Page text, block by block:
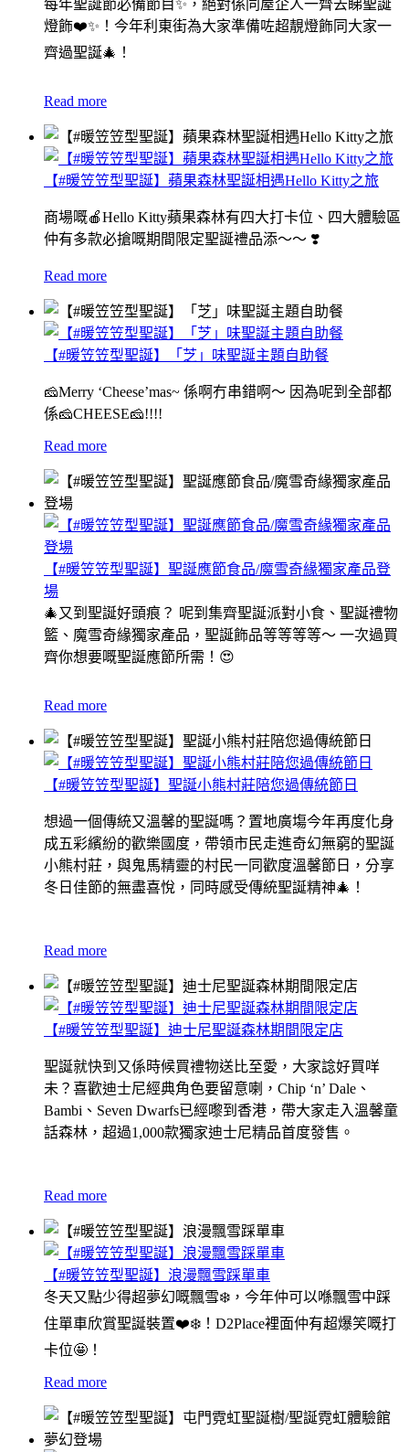
每年聖誕節必備節目✨，絕對係同屋企人一齊去睇聖誕
燈飾❤️✨！今年利東街為大家準備咗超靚燈飾同大家一
齊過聖誕🎄！
Read more
【#暖笠笠型聖誕】蘋果森林聖誕相遇Hello Kitty之旅
商場嘅🍎Hello Kitty蘋果森林有四大打卡位、四大體驗區
仲有多款必搶嘅期間限定聖誕禮品添～～ ❣️
Read more
【#暖笠笠型聖誕】「芝」味聖誕主題自助餐
🧀Merry ‘Cheese’mas~ 係啊冇串錯啊～ 因為呢到全部都
係🧀CHEESE🧀!!!!
Read more
【#暖笠笠型聖誕】聖誕應節食品/魔雪奇緣獨家產品登
場
🎄又到聖誕好頭痕？ 呢到集齊聖誕派對小食、聖誕禮物
籃、魔雪奇緣獨家產品，聖誕飾品等等等等～ 一次過買
齊你想要嘅聖誕應節所需！😍
Read more
【#暖笠笠型聖誕】聖誕小熊村莊陪您過傳統節日
想過一個傳統又溫馨的聖誕嗎？置地廣塲今年再度化身
成五彩繽紛的歡樂國度，帶領市民走進奇幻無窮的聖誕
小熊村莊，與鬼馬精靈的村民一同歡度溫馨節日，分享
冬日佳節的無盡喜悅，同時感受傳統聖誕精神🎄！
Read more
【#暖笠笠型聖誕】迪士尼聖誕森林期間限定店
聖誕就快到又係時候買禮物送比至愛，大家諗好買咩
未？喜歡迪士尼經典角色要留意喇，Chip ‘n’ Dale、
Bambi、Seven Dwarfs已經嚟到香港，帶大家走入溫馨童
話森林，超過1,000款獨家迪士尼精品首度發售。
Read more
【#暖笠笠型聖誕】浪漫飄雪踩單車
冬天又點少得超夢幻嘅飄雪❄️，今年仲可以喺飄雪中踩
住單車欣賞聖誕裝置❤️❄️！D2Place裡面仲有超爆笑嘅打
卡位🤩！
Read more